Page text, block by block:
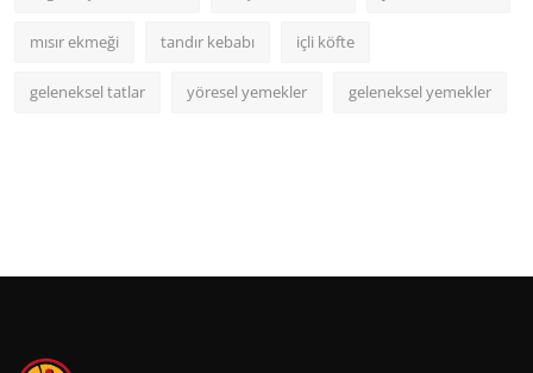
mısır ekmeği tandır kebabı içli köfte
geleneksel tatlar yöresel yemekler geleneksel yemekler